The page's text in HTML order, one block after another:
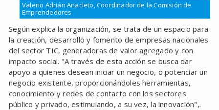
Valerio Adrián Anacleto, Coordinador de la Comisión de
Emprendedores
Según explica la organización, se trata de un espacio para
la creación, desarrollo y fomento de empresas nacionales
del sector TIC, generadoras de valor agregado y con
impacto social. "A través de esta acción se busca dar
apoyo a quienes desean iniciar un negocio, o potenciar un
negocio existente, proporcionándoles herramientas,
conocimiento y redes de contacto con los sectores
público y privado, estimulando, a su vez, la innovación",.